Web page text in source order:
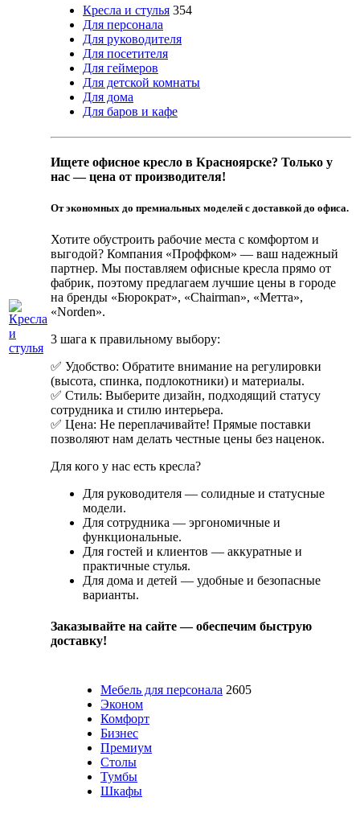
Кресла и стулья 354
Для персонала
Для руководителя
Для посетителя
Для геймеров
Для детской комнаты
Для дома
Для баров и кафе
Ищете офисное кресло в Красноярске? Только у
нас — цена от производителя!
От экономных до премиальных моделей с доставкой до офиса.
Хотите обустроить рабочие места с комфортом и
выгодой? Компания «Проффком» — ваш надежный
партнер. Мы поставляем офисные кресла прямо от
фабрик, поэтому предлагаем лучшие цены в городе
на бренды «Бюрократ», «Сhairman», «Метта»,
«Norden».
3 шага к правильному выбору:
✅ Удобство: Обратите внимание на регулировки
(высота, спинка, подлокотники) и материалы.
✅ Стиль: Выберите дизайн, подходящий статусу
сотрудника и стилю интерьера.
✅ Цена: Не переплачивайте! Прямые поставки
позволяют нам делать честные цены без наценок.
Для кого у нас есть кресла?
Для руководителя — солидные и статусные
модели.
Для сотрудника — эргономичные и
функциональные.
Для гостей и клиентов — аккуратные и
практичные стулья.
Для дома и детей — удобные и безопасные
варианты.
Заказывайте на сайте — обеспечим быструю
доставку!
Мебель для персонала 2605
Эконом
Комфорт
Бизнес
Премиум
Столы
Тумбы
Шкафы